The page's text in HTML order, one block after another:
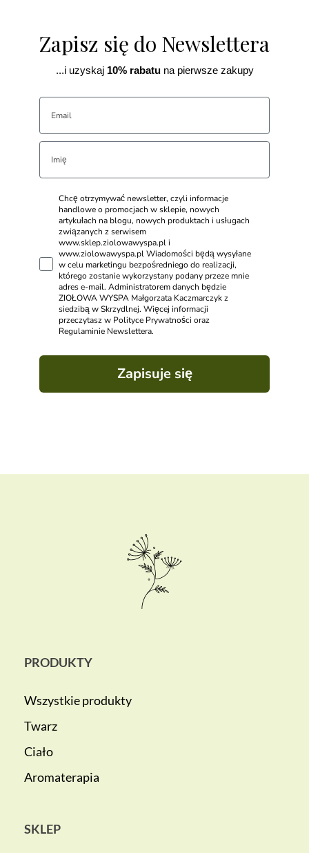
Zapisz się do Newslettera
...i uzyskaj10% rabatuna pierwsze zakupy
Chcę otrzymywać newsletter, czyli informacje
handlowe o promocjach w sklepie, nowych
artykułach na blogu, nowych produktach i usługach
związanych z serwisem
www.sklep.ziolowawyspa.pl i
www.ziolowawyspa.pl Wiadomości będą wysyłane
w celu marketingu bezpośredniego do realizacji,
którego zostanie wykorzystany podany przeze mnie
adres e-mail. Administratorem danych będzie
ZIOŁOWA WYSPA Małgorzata Kaczmarczyk z
siedzibą w Skrzydlnej. Więcej informacji
przeczytasz w Polityce Prywatności oraz
Regulaminie Newslettera.
Zapisuje się
PRODUKTY
Wszystkie produkty
Twarz
Ciało
Aromaterapia
SKLEP